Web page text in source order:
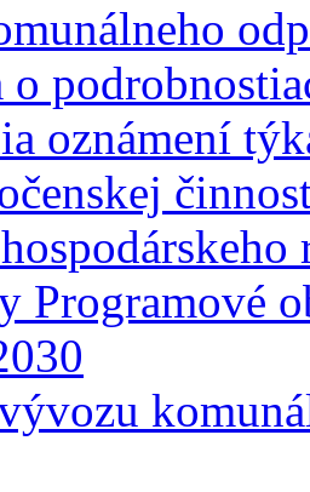
o
oznámení
Programové